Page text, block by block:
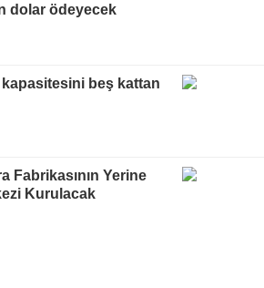
dolar ödeyecek
beş kattan
Fabrikasının Yerine
Kurulacak